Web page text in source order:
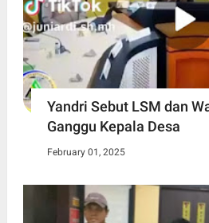
Yandri Sebut LSM dan
Ganggu Kepala Desa
February 01, 2025